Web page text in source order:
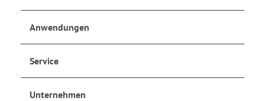
Anwendungen
Service
Unternehmen